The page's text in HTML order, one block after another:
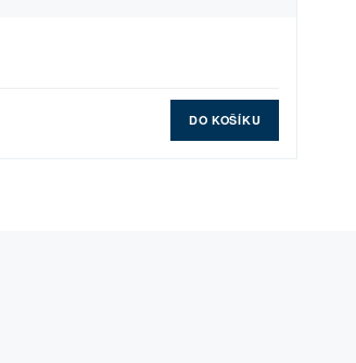
DO KOŠÍKU